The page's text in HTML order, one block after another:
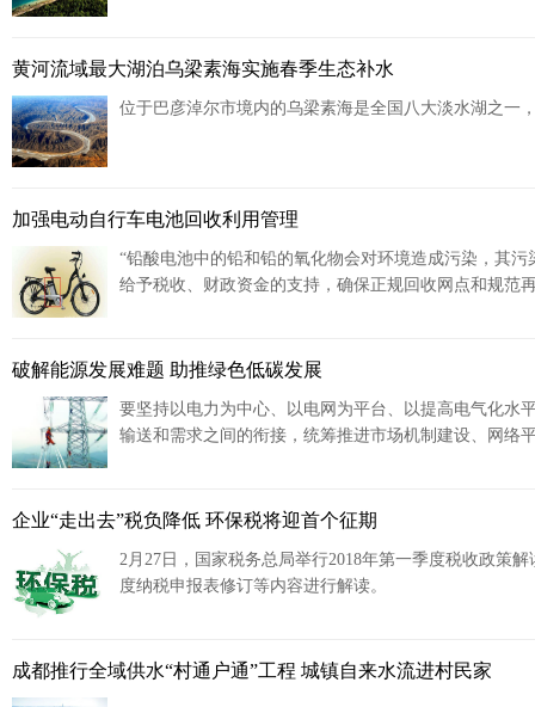
黄河流域最大湖泊乌梁素海实施春季生态补水
位于巴彦淖尔市境内的乌梁素海是全国八大淡水湖之一
加强电动自行车电池回收利用管理
“铅酸电池中的铅和铅的氧化物会对环境造成污染，其
给予税收、财政资金的支持，确保正规回收网点和规范
破解能源发展难题 助推绿色低碳发展
要坚持以电力为中心、以电网为平台、以提高电气化水
输送和需求之间的衔接，统筹推进市场机制建设、网络
企业“走出去”税负降低 环保税将迎首个征期
2月27日，国家税务总局举行2018年第一季度税收政策
度纳税申报表修订等内容进行解读。
成都推行全域供水“村通户通”工程 城镇自来水流进村民家